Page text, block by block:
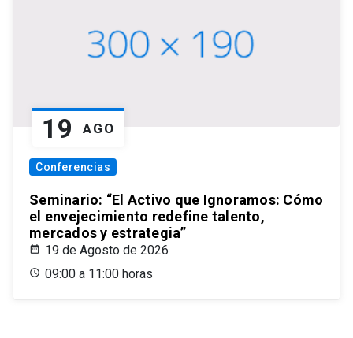
19 AGO
Conferencias
Seminario: “El Activo que Ignoramos: Cómo
el envejecimiento redefine talento,
mercados y estrategia”
19 de Agosto de 2026
09:00 a 11:00 horas